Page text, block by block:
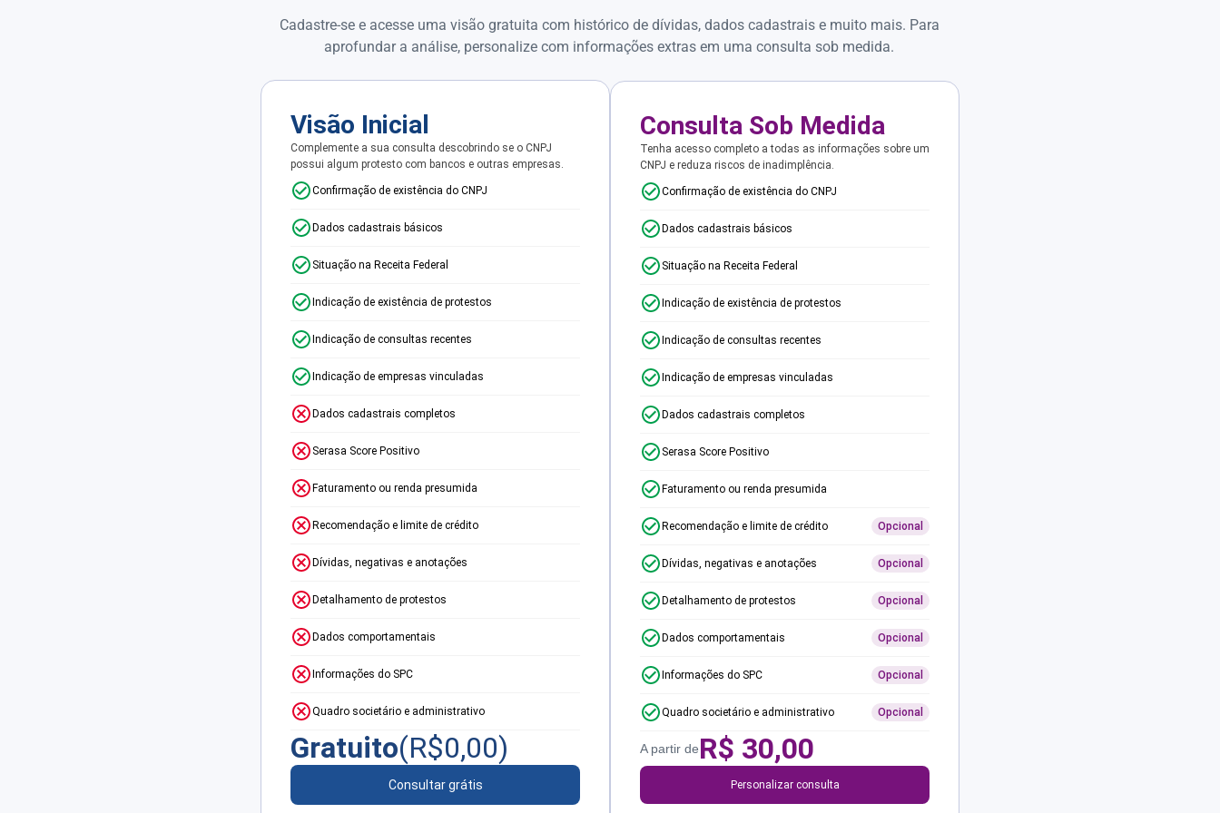
Cadastre-se e acesse uma visão gratuita com histórico de dívidas, dados cadastrais e muito mais. Para
aprofundar a análise, personalize com informações extras em uma consulta sob medida.
Visão Inicial
Complemente a sua consulta descobrindo se o CNPJ
possui algum protesto com bancos e outras empresas.
Confirmação de existência do CNPJ
Dados cadastrais básicos
Situação na Receita Federal
Indicação de existência de protestos
Indicação de consultas recentes
Indicação de empresas vinculadas
Dados cadastrais completos
Serasa Score Positivo
Faturamento ou renda presumida
Recomendação e limite de crédito
Dívidas, negativas e anotações
Detalhamento de protestos
Dados comportamentais
Informações do SPC
Quadro societário e administrativo
Gratuito(R$0,00)
Consultar grátis
Consulta Sob Medida
Tenha acesso completo a todas as informações sobre um
CNPJ e reduza riscos de inadimplência.
Confirmação de existência do CNPJ
Dados cadastrais básicos
Situação na Receita Federal
Indicação de existência de protestos
Indicação de consultas recentes
Indicação de empresas vinculadas
Dados cadastrais completos
Serasa Score Positivo
Faturamento ou renda presumida
Recomendação e limite de crédito Opcional
Dívidas, negativas e anotações Opcional
Detalhamento de protestos Opcional
Dados comportamentais Opcional
Informações do SPC Opcional
Quadro societário e administrativo Opcional
A partir deR$ 30,00
Personalizar consulta